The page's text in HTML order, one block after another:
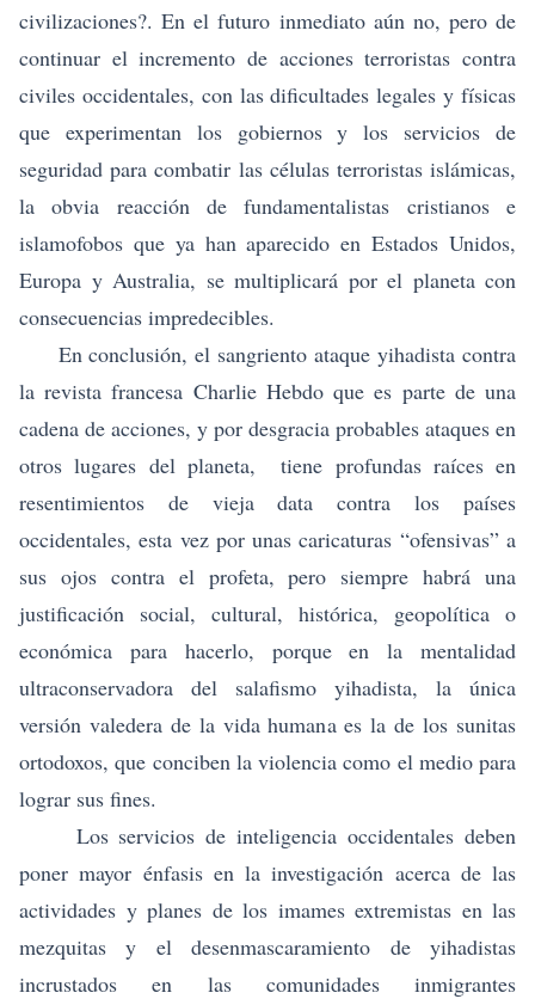
civilizaciones?. En el futuro inmediato aún no, pero de
continuar el incremento de acciones terroristas contra
civiles occidentales, con las dificultades legales y físicas
que experimentan los gobiernos y los servicios de
seguridad para combatir las células terroristas islámicas,
la obvia reacción de fundamentalistas cristianos e
islamofobos que ya han aparecido en Estados Unidos,
Europa y Australia, se multiplicará por el planeta con
consecuencias impredecibles.
En conclusión, el sangriento ataque yihadista contra
la revista francesa Charlie Hebdo que es parte de una
cadena de acciones, y por desgracia probables ataques en
otros lugares del planeta, tiene profundas raíces en
resentimientos de vieja data contra los países
occidentales, esta vez por unas caricaturas “ofensivas” a
sus ojos contra el profeta, pero siempre habrá una
justificación social, cultural, histórica, geopolítica o
económica para hacerlo, porque en la mentalidad
ultraconservadora del salafismo yihadista, la única
versión valedera de la vida humana es la de los sunitas
ortodoxos, que conciben la violencia como el medio para
lograr sus fines.
Los servicios de inteligencia occidentales deben
poner mayor énfasis en la investigación acerca de las
actividades y planes de los imames extremistas en las
mezquitas y el desenmascaramiento de yihadistas
incrustados en las comunidades inmigrantes